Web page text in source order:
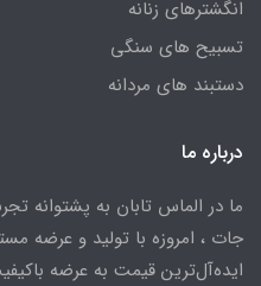
انگشترهای زنانه
تسبیح های سنگی
دستبند های مردانه
درباره ما
ما در الماس تابان به پشتوانه
جات ، امروزه با تولید و عرضه
ایده‌آل‌ترین قیمت به عرضه